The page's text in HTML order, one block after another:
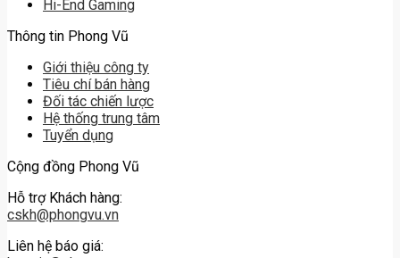
Hi-End Gaming
Thông tin Phong Vũ
Giới thiệu công ty
Tiêu chí bán hàng
Đối tác chiến lược
Hệ thống trung tâm
Tuyển dụng
Cộng đồng Phong Vũ
Hỗ trợ Khách hàng:
cskh@phongvu.vn
Liên hệ báo giá: